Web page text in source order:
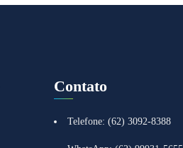
Contato
Telefone: (62) 3092-8388